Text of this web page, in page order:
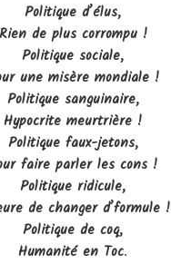
Politique d’élus,
Rien de plus corrompu !
Politique sociale,
une misère mondiale !
Politique sanguinaire,
Hypocrite meurtrière !
Politique faux-jetons,
faire parler les cons !
Politique ridicule,
de changer d’formule !
Politique de coq,
Humanité en Toc.